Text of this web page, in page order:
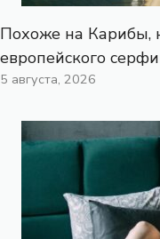
Похоже на Карибы,
европейского
5 августа, 2026